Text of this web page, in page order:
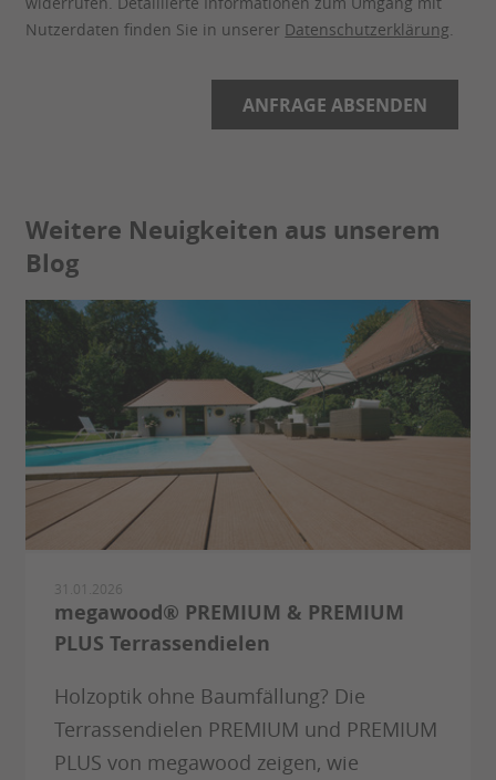
Nutzerdaten finden Sie in unserer Datenschutzerklärung.
Weitere Neuigkeiten aus unserem
Blog
31.01.2026
megawood® PREMIUM & PREMIUM
PLUS Terrassendielen
Holzoptik ohne Baumfällung? Die
Terrassendielen PREMIUM und PREMIUM
PLUS von megawood zeigen, wie